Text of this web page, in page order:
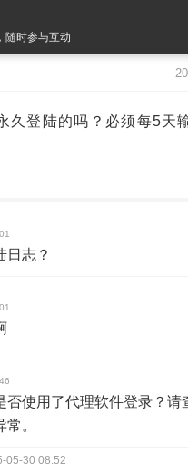
随时参与互动
久登陆的吗？必须每5天
日志？
否使用了代理软件登录？请
。
05-30 08:52